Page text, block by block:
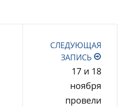
СЛЕДУЮЩАЯ
ЗАПИСЬ
17 и 18
ноября
провели